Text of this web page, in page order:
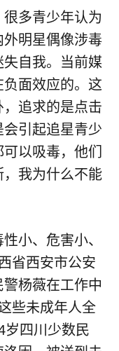
多青少年认为
明星偶像涉毒
自我。当前媒
面效应的。这
追求的是点击
引起追星青少
以吸毒，他们
我为什么不能
小、危害小、
省西安市公安
杨薇在工作中
些未成年人全
岁四川少数民